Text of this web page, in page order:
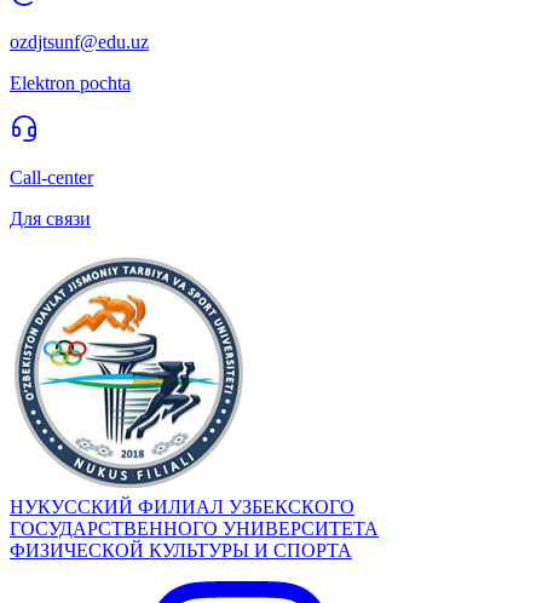
ozdjtsunf@edu.uz
Elektron pochta
Call-center
Для связи
НУКУССКИЙ ФИЛИАЛ УЗБЕКСКОГО
ГОСУДАРСТВЕННОГО УНИВЕРСИТЕТА
ФИЗИЧЕСКОЙ КУЛЬТУРЫ И СПОРТА